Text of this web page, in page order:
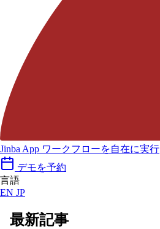
Jinba App ワークフローを自在に実行
デモを予約
言語
EN JP
最新記事